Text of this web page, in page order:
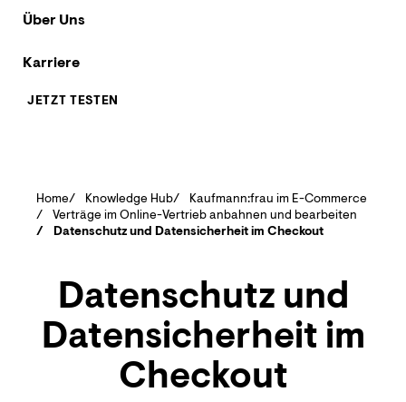
Über Uns
Karriere
JETZT TESTEN
Home Knowledge Hub
Kaufmann:frau im E-Commerce
Verträge im Online-Vertrieb anbahnen und bearbeiten
Datenschutz und Datensicherheit im Checkout
Datenschutz und
Datensicherheit im
Checkout